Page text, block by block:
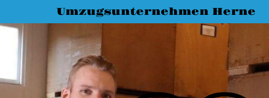
Umzugsunternehmen Herne